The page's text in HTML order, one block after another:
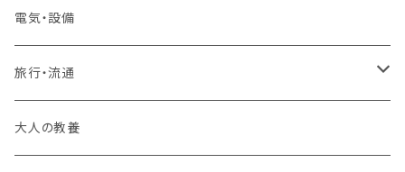
2コースまとめて受講
大卒公務員受験対策講座
TOEIC®L&Rテスト対策講座
その他 語学
電気・設備
旅行・流通
旅行業務取扱管理者講座
大人の教養